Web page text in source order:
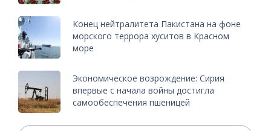
Конец нейтралитета Пакистана на фоне
морского террора хуситов в Красном
море
Экономическое возрождение: Сирия
впервые с начала войны достигла
самообеспечения пшеницей